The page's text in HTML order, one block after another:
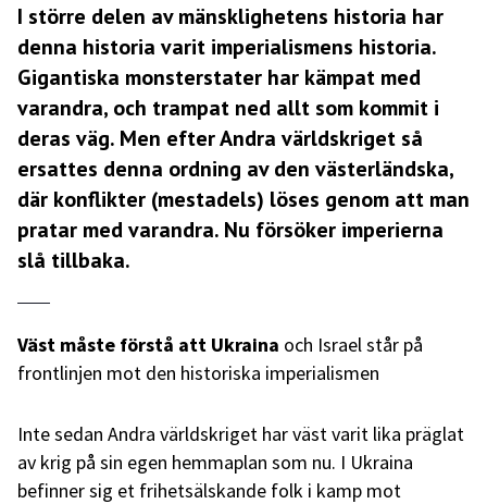
I större delen av mänsklighetens historia har
denna historia varit imperialismens historia.
Gigantiska monsterstater har kämpat med
varandra, och trampat ned allt som kommit i
deras väg. Men efter Andra världskriget så
ersattes denna ordning av den västerländska,
där konflikter (mestadels) löses genom att man
pratar med varandra. Nu försöker imperierna
slå tillbaka.
Väst måste förstå att Ukraina och Israel står på
frontlinjen mot den historiska imperialismen
Inte sedan Andra världskriget har väst varit lika präglat
av krig på sin egen hemmaplan som nu. I Ukraina
befinner sig et frihetsälskande folk i kamp mot